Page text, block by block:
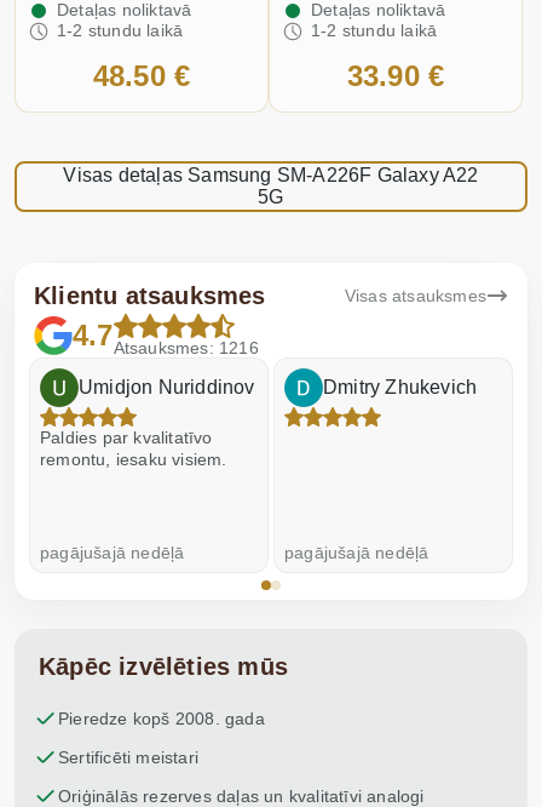
Detaļas noliktavā
1-2 stundu laikā
48.50 €
Detaļas noliktavā
1-2 stundu laikā
33.90 €
Visas detaļas Samsung SM-A226F Galaxy A22
5G
Klientu atsauksmes Visas atsauksmes
4.7Atsauksmes: 1216
Umidjon Nuriddinov
Paldies par kvalitatīvo
remontu, iesaku visiem.
pagājušajā nedēļā
Dmitry Zhukevich
pagājušajā nedēļā
Kāpēc izvēlēties mūs
Pieredze kopš 2008. gada
Sertificēti meistari
Oriģinālās rezerves daļas un kvalitatīvi analogi